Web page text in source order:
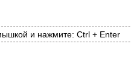
и нажмите: Ctrl + Enter